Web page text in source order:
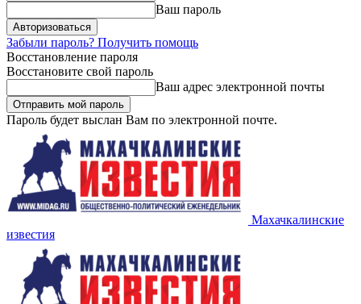
Ваш пароль
Забыли пароль? Получить помощь
Восстановление пароля
Восстановите свой пароль
Ваш адрес электронной почты
Пароль будет выслан Вам по электронной почте.
Махачкалинские
известия